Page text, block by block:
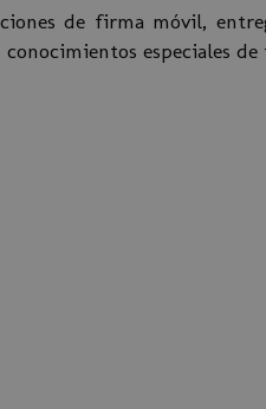
de firma móvil,
especiales